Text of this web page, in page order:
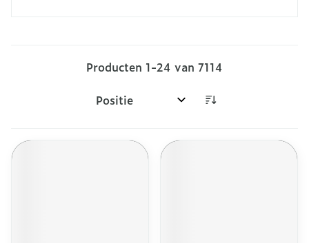
Producten 1-24 van 7114
Sorteer op: